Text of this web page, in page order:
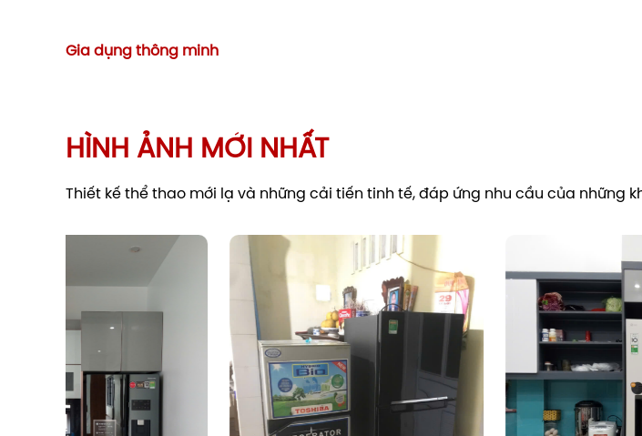
Gia dụng thông minh
HÌNH ẢNH MỚI NHẤT
Thiết kế thể thao mới lạ và những cải tiến tinh tế, đáp ứng nhu cầu của những